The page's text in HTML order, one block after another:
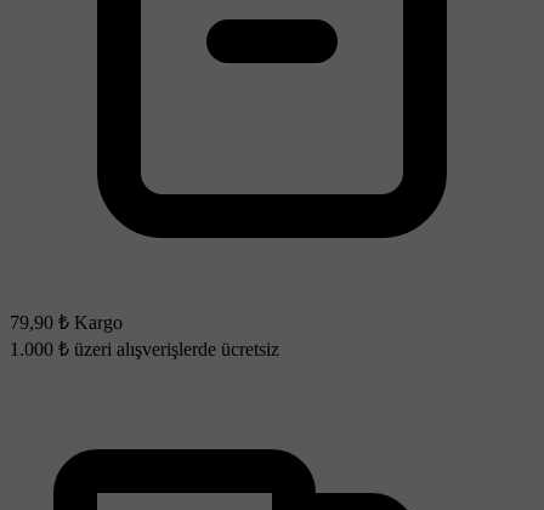
79,90 ₺ Kargo
1.000 ₺ üzeri alışverişlerde ücretsiz